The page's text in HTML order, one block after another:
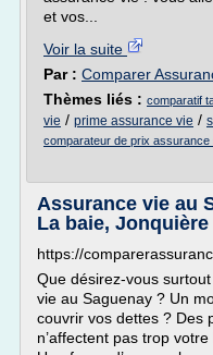
et vos...
Voir la suite
Par : Comparer
Thèmes liés : comparatif
vie / prime assurance vie /
comparateur de prix assurance
Assurance vie au
La baie,
https://
Que désirez-vous
vie au Saguenay ? Un
couvrir vos dettes ? Des
n’affectent pas trop